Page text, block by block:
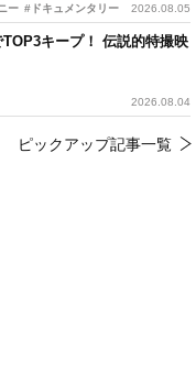
ー #ドキュメンタリー 2026.08.05
キープ！ 伝説的特撮映
2026.08.04
ピックアップ記事一覧